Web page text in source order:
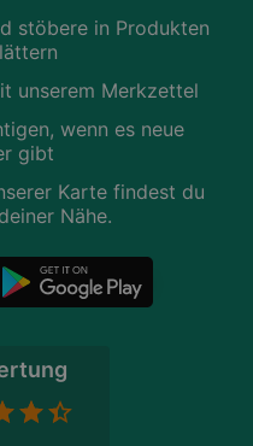
stöbere in Produkten
unserem Merkzettel
wenn es neue
gibt
Karte findest du
Nähe.